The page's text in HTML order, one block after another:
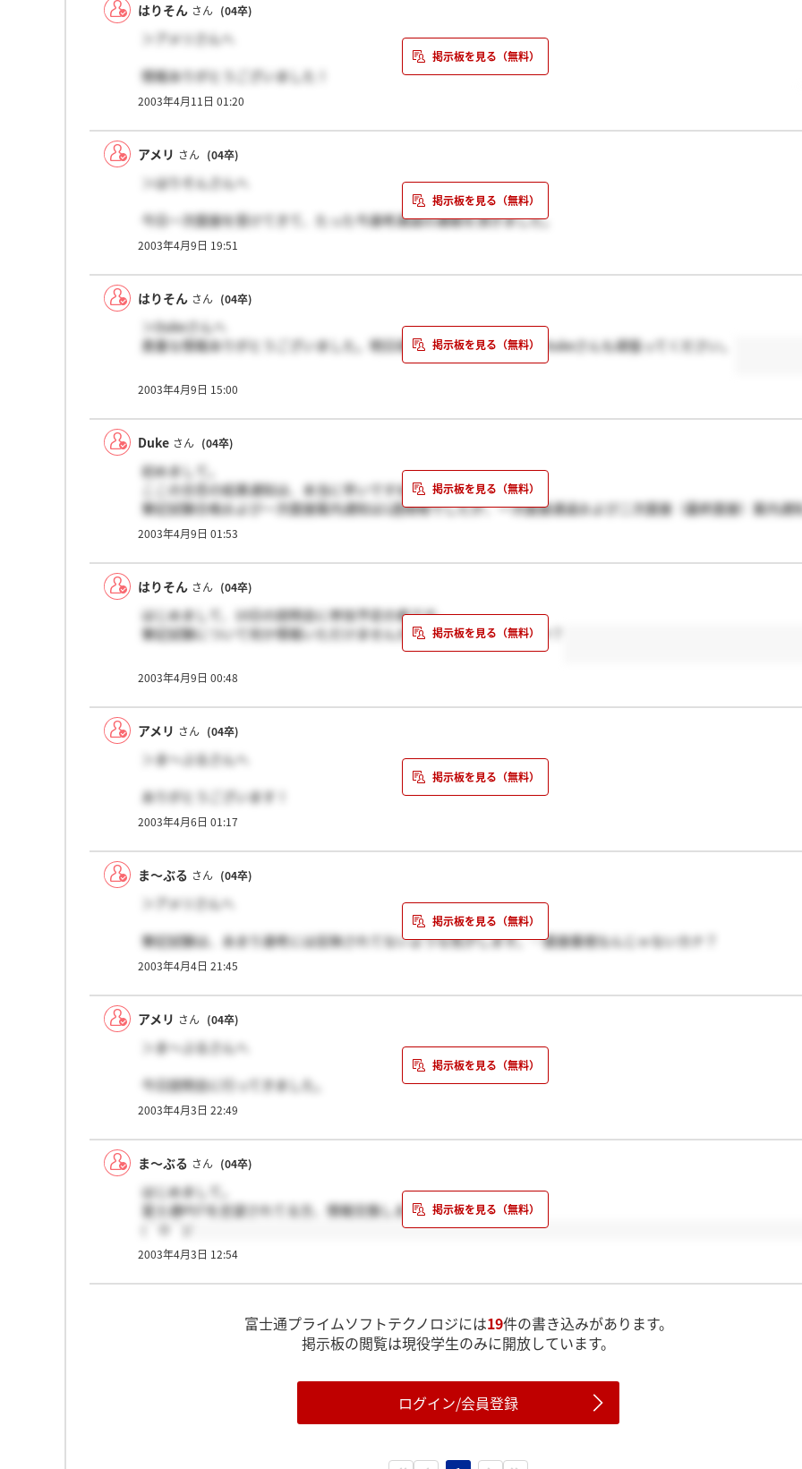
はりそん さん (04卒)
＞アメリさんへ
情報ありがとうございました！
筆記試験受けてきました。試験についてはあまりいい結果ではなさそうです。希望を捨てずに祈っています。
2003年4月11日 01:20
アメリ さん (04卒)
＞はりそんさんへ
今日一次面接を受けてきて、たった今選考通過の連絡を頂きました。
私は、一般常識という印象を受けました。（違っていたらごめんなさい）
基本的な問題ですが、数学、英語、国語、理科、社会が混ざっていました。
こういう問題は初めてで、しかも、SPIしか勉強していなかったので
しかし、筆記で落ちることはなく、希望すれば絶対面接に進めますよ。
頑張ってください！
2003年4月9日 19:51
はりそん さん (04卒)
＞Dukeさんへ
貴重な情報ありがとうございました。明日頑張りたいと思います。Dukeさんも頑張ってください。
2003年4月9日 15:00
Duke さん (04卒)
初めまして。
ここの合否の結果通知は、本当に早いですね。
筆記試験合格および一次面接案内通知は1週間程でしたが、一次面接通過および二次面接（最終面接）案内通
は翌日には来ました。また、二次面接（最終面接）の結果通知も、その日のうちに届きました。これらはすべ
ここで働いている皆さんの雰囲気がとても活き活きとしており、それが極自然でしたので、こんな環境だからこ
そ、いい仕事も出来るんだなぁと思いました。
ただ残念だったのは、二次面接で、とてもプライベートな事まで突っ込んできた事です。例えば、「友達とかい
した。（どういう話の流れでこうなったかは、すみませんが、伏せさせて戴きます）
二次面接の結果ですか？ええ。御縁はありませんでした。しかし、そういう人もいて、そういう人の下で働く
ことになった場合、多分耐えられないと思うので、未練はありません。
これからどんどん進まれる方、頑張ってください。
筆記試験：一般的なSPI、およびPST独自の（基本情報 技術試験に似ていた）スキルチェック試験
一次面接：人事部長および人事課長との個人面接
二次面接：一次のときにいた人事部長、真ん中に毛利社長、そして取締役の河内さん、田辺さん、斎藤さんの5
人との個人面接
2003年4月9日 01:53
はりそん さん (04卒)
はじめまして、10日の説明会に参加予定の者です。
筆記試験について何か情報いただけませんか？SPIではないのですか？
2003年4月9日 00:48
アメリ さん (04卒)
＞ま～ぶるさんへ
ありがとうございます！
来週面接なので落ち着いてがんばりたいと思います。
2003年4月6日 01:17
ま～ぶる さん (04卒)
＞アメリさんへ
筆記試験は、あまり選考には反映されてないような気がします。…面接重視なんじゃないカナ？
面接での自己アピール、ガンバって！
ちなみに、私は来週、最終を受けます(^^)/
2003年4月4日 21:45
アメリ さん (04卒)
＞ま～ぶるさんへ
今日説明会に行ってきました。
あまりできませんでした。
2003年4月3日 22:49
ま～ぶる さん (04卒)
はじめまして。
富士通PSTを志望されてる方、情報交換しましょう
(＾O＾)/
2003年4月3日 12:54
富士通プライムソフトテクノロジには19件の書き込みがあります。
掲示板の閲覧は現役学生のみに開放しています。
ログイン/会員登録